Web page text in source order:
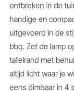
ontbreken in de
handige en
uitgevoerd in de
bbq. Zet de lamp
tafelrand met
altijd licht waar je
eens dimbaar in 4